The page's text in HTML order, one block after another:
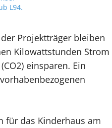
L94.
Projektträger bleiben
Kilowattstunden Strom
einsparen. Ein
für das Kinderhaus am